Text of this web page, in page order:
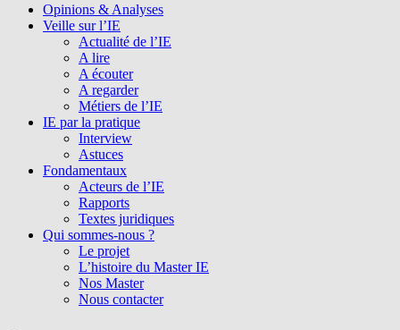
Opinions & Analyses
Veille sur l’IE
Actualité de l’IE
A lire
A écouter
A regarder
Métiers de l’IE
IE par la pratique
Interview
Astuces
Fondamentaux
Acteurs de l’IE
Rapports
Textes juridiques
Qui sommes-nous ?
Le projet
L’histoire du Master IE
Nos Master
Nous contacter